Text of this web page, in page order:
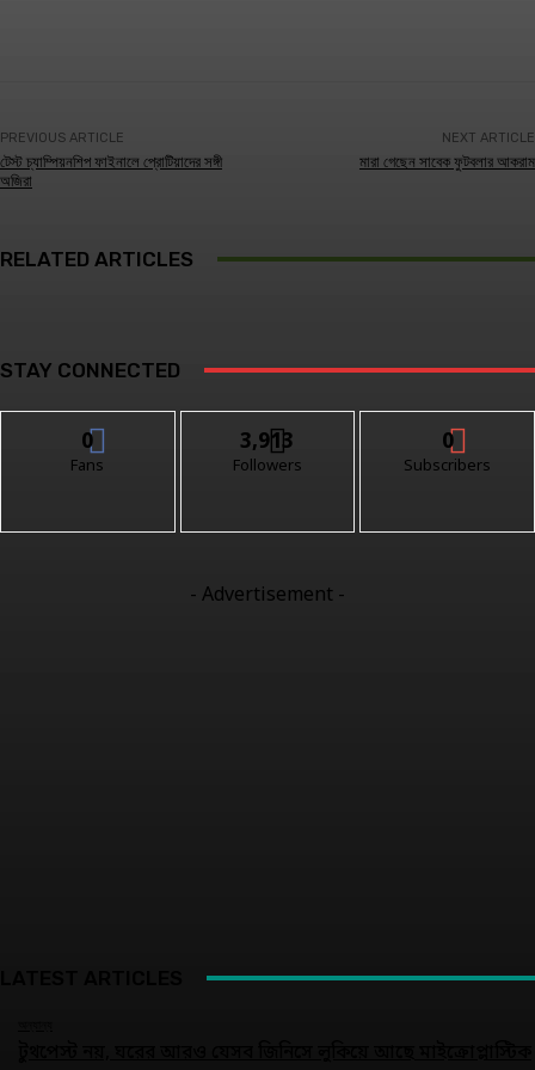
PREVIOUS ARTICLE
টেস্ট চ্যাম্পিয়নশিপ ফাইনালে প্রোটিয়াদের সঙ্গী
অজিরা
NEXT ARTICLE
মারা গেছেন সাবেক ফুটবলার আকরাম
RELATED ARTICLES
STAY CONNECTED
0
Fans
3,913
Followers
0
Subscribers
- Advertisement -